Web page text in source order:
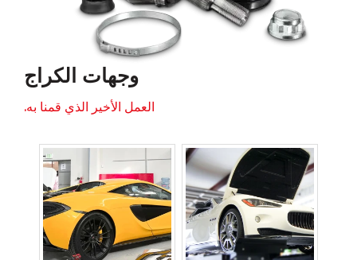
وجهات الكراج
العمل الأخير الذي قمنا به.